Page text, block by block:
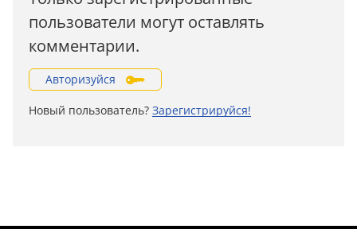
пользователи могут оставлять
комментарии.
Авторизуйся
Новый пользователь? Зарегистрируйся!